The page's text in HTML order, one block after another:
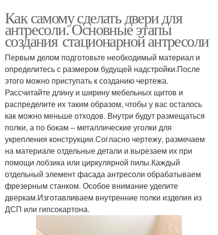
Как самому сделать двери для
антресоли. Основные этапы
создания стационарной антресоли
Первым делом подготовьте необходимый материал и
определитесь с размером будущей надстройки.После
этого можно приступать к созданию чертежа.
Рассчитайте длину и ширину мебельных щитов и
распределите их таким образом, чтобы у вас осталось
как можно меньше отходов. Внутри будут размещаться
полки, а по бокам – металлические уголки для
укрепления конструкции.Согласно чертежу, размечаем
на материале отдельные детали и вырезаем их при
помощи лобзика или циркулярной пилы.Каждый
отдельный элемент фасада антресоли обрабатываем
фрезерным станком. Особое внимание уделите
дверкам.Изготавливаем внутренние полки изделия из
ДСП или гипсокартона.